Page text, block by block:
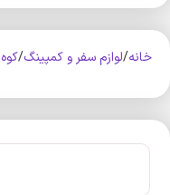
خانه لوازم سفر و کمپینگ